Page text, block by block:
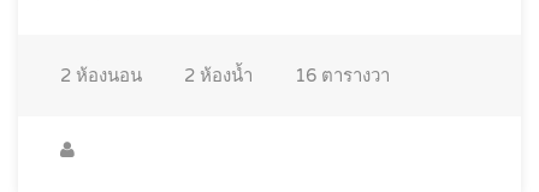
2 ห้องนอน 2 ห้องน้ำ 16 ตารางวา